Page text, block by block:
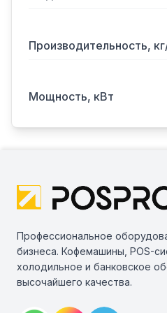
Производительность,
Мощность, кВт
Профессиональное
бизнеса. Кофемашины, POS-
холодильное и банковское
высочайшего качества.